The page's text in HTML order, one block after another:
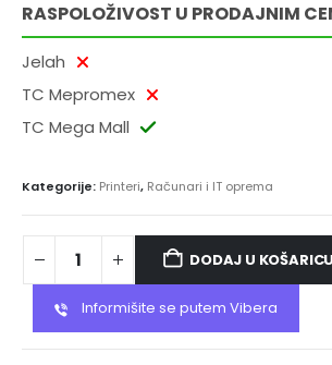
RASPOLOŽIVOST U PRODAJNIM
Jelah
TC Mepromex
TC Mega Mall
Kategorije: Printeri, Računari i IT oprema
DODAJ U KOŠARICU
Informišite se putem Vibera